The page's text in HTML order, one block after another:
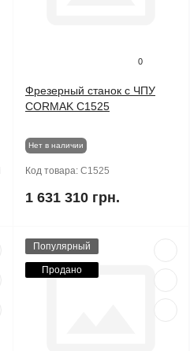
0
Фрезерный станок с ЧПУ
CORMAK C1525
Нет в наличии
Код товара: C1525
1 631 310 грн.
Популярный
Продано